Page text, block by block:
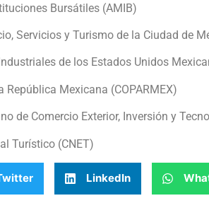
Bursátiles (AMIB)
Servicios y Turismo de la Ciudad de
de los Estados Unidos
Mexicana (COPARMEX)
de Comercio Exterior, Inversión y
Turístico (CNET)
LinkedIn